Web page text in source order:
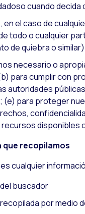
cuando
en el caso de
todo o cualquier
de quiebra o
necesario o
para cumplir con
autoridades
(e) para proteger
disponibles
recopilamos
es cualquier
buscador
por medio